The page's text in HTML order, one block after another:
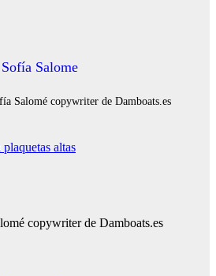
Sofía Salome
Salomé copywriter de Damboats.es
altas
copywriter de Damboats.es